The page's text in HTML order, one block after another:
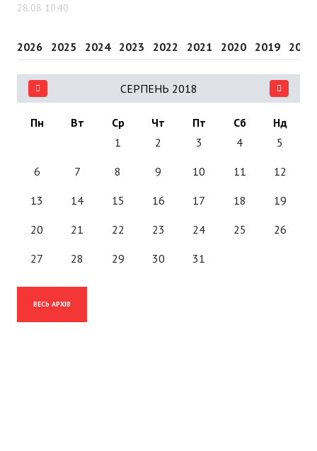
28.08 10:40
2026 2025 2024 2023 2022 2021 2020 2019 2018
СЕРПЕНЬ 2018
Пн Вт Ср Чт Пт Сб
Нд
1
2 3 4 5
6 7 8 9 10 11 12
13 14 15 16 17 18 19
20 21 22 23 24 25 26
27 28 29 30 31
ВЕСЬ АРХІВ